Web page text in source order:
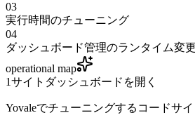
03
実行時間のチューニング
04
ダッシュボード管理のランタイム変更
operational map
1サイトダッシュボードを開く
Yovaleでチューニングするコードサイ